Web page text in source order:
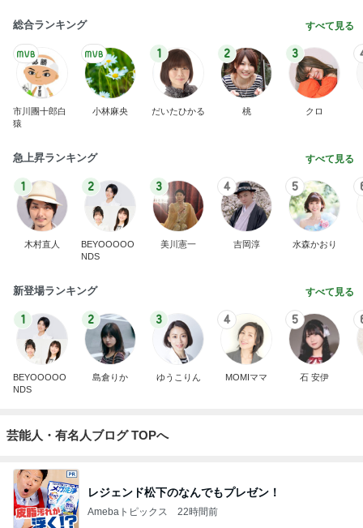
総合ランキング すべて見る
市川團十郎白
猿
小林麻央
1
だいたひかる
2
桃
3
クロ
急上昇ランキング すべて見る
1
木村直人
2
BEYOOOOO
NDS
3
美川憲一
4
吉岡淳
5
水森かおり
新登場ランキング すべて見る
1
BEYOOOOO
NDS
2
島倉りか
3
ゆうこりん
4
MOMIママ
5
石 安伊
芸能人・有名人ブログ TOPへ
レジェンド松下のなんでもプレゼン！
Amebaトピックス 22時間前